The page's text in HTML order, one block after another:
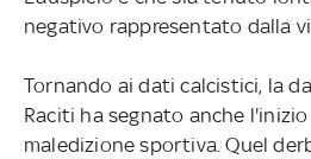
negativo rappresentato dalla
Tornando ai dati calcistici, la
Raciti ha segnato anche
maledizione sportiva. Quel